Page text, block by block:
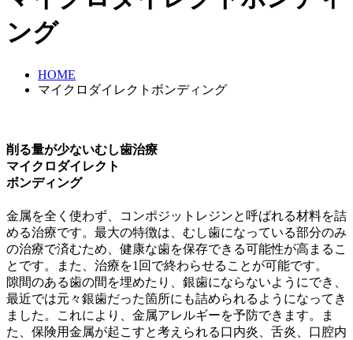
ング
HOME
マイクロダイレクトボンディング
削る量が少ないむし歯治療
マイクロダイレクト
ボンディング
金属を全く使わず、コンポジットレジンと呼ばれる材料を詰
める治療です。最大の特徴は、むし歯になっている部分のみ
の治療で済むため、健康な歯を保存できる可能性が高まるこ
とです。また、治療を1回で終わらせることが可能です。
隙間のある歯の間を埋めたり、銀歯にならないようにでき、
最近では元々銀歯だった箇所にも詰められるようになってき
ました。これにより、金属アレルギーを予防できます。ま
た、保険用金属が起こすと考えられる口内炎、舌炎、口腔内